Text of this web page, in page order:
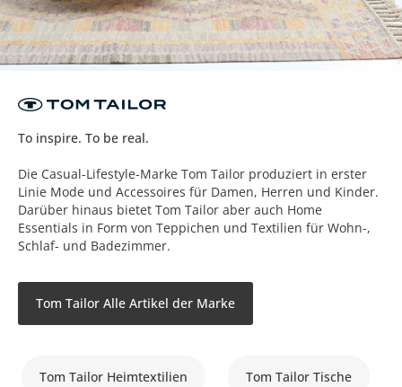
To inspire. To be real.
Die Casual-Lifestyle-Marke Tom Tailor produziert in erster
Linie Mode und Accessoires für Damen, Herren und Kinder.
Darüber hinaus bietet Tom Tailor aber auch Home
Essentials in Form von Teppichen und Textilien für Wohn-,
Schlaf- und Badezimmer.
Tom Tailor Alle Artikel der Marke
Tom Tailor Heimtextilien Tom Tailor Tische